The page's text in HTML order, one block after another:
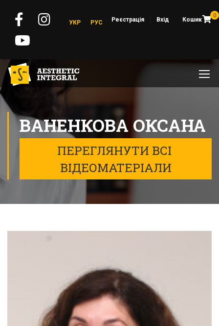
0
Реєстрація Вхід Кошик
УКР РУС
ВАНЕНКОВА ОКСАНА
ПЕРЕГЛЯНУТИ ВСІ
ВІДЕОМАТЕРІАЛИ